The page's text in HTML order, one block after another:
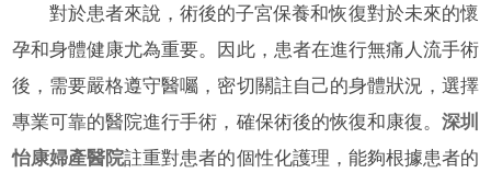
對於患者來說，術後的子宮保養和恢復對於未來的懷
孕和身體健康尤為重要。因此，患者在進行無痛人流手術
後，需要嚴格遵守醫囑，密切關註自己的身體狀況，選擇
專業可靠的醫院進行手術，確保術後的恢復和康復。 深圳
怡康婦產醫院註重對患者的個性化護理，能夠根據患者的